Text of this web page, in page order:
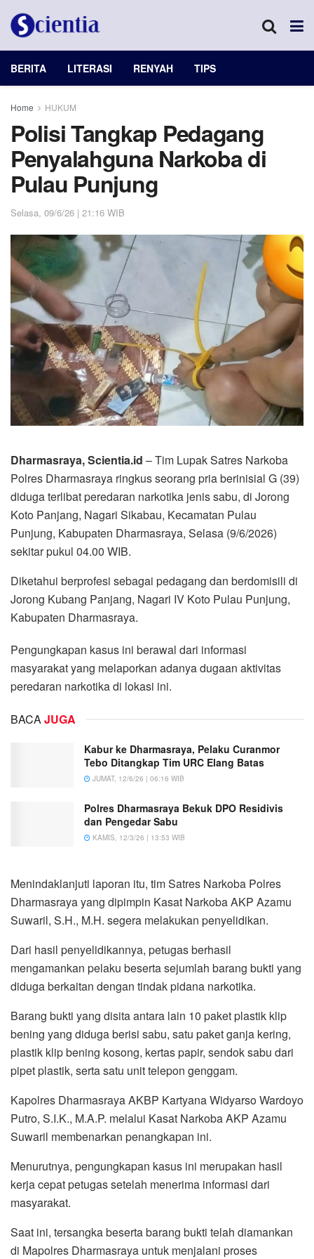
BERITA LITERASI RENYAH TIPS
Home HUKUM
Polisi Tangkap Pedagang
Penyalahguna Narkoba di
Pulau Punjung
Selasa, 09/6/26 | 21:16 WIB
Dharmasraya, Scientia.id – Tim Lupak Satres Narkoba
Polres Dharmasraya ringkus seorang pria berinisial G (39)
diduga terlibat peredaran narkotika jenis sabu, di Jorong
Koto Panjang, Nagari Sikabau, Kecamatan Pulau
Punjung, Kabupaten Dharmasraya, Selasa (9/6/2026)
sekitar pukul 04.00 WIB.
Diketahui berprofesi sebagai pedagang dan berdomisili di
Jorong Kubang Panjang, Nagari IV Koto Pulau Punjung,
Kabupaten Dharmasraya.
Pengungkapan kasus ini berawal dari informasi
masyarakat yang melaporkan adanya dugaan aktivitas
peredaran narkotika di lokasi ini.
BACAJUGA
Kabur ke Dharmasraya, Pelaku Curanmor
Tebo Ditangkap Tim URC Elang Batas
JUMAT, 12/6/26 | 06:16 WIB
Polres Dharmasraya Bekuk DPO Residivis
dan Pengedar Sabu
KAMIS, 12/3/26 | 13:53 WIB
Menindaklanjuti laporan itu, tim Satres Narkoba Polres
Dharmasraya yang dipimpin Kasat Narkoba AKP Azamu
Suwaril, S.H., M.H. segera melakukan penyelidikan.
Dari hasil penyelidikannya, petugas berhasil
mengamankan pelaku beserta sejumlah barang bukti yang
diduga berkaitan dengan tindak pidana narkotika.
Barang bukti yang disita antara lain 10 paket plastik klip
bening yang diduga berisi sabu, satu paket ganja kering,
plastik klip bening kosong, kertas papir, sendok sabu dari
pipet plastik, serta satu unit telepon genggam.
Kapolres Dharmasraya AKBP Kartyana Widyarso Wardoyo
Putro, S.I.K., M.A.P. melalui Kasat Narkoba AKP Azamu
Suwaril membenarkan penangkapan ini.
Menurutnya, pengungkapan kasus ini merupakan hasil
kerja cepat petugas setelah menerima informasi dari
masyarakat.
Saat ini, tersangka beserta barang bukti telah diamankan
di Mapolres Dharmasraya untuk menjalani proses